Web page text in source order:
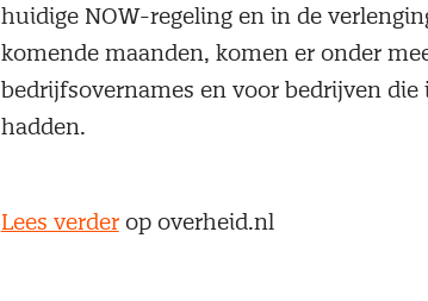
huidige NOW-regeling en in de
komende maanden, komen er onder
bedrijfsovernames en voor bedrijven
hadden.
Lees verderop overheid.nl